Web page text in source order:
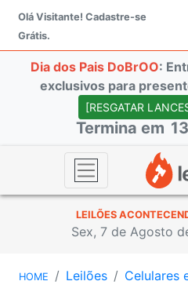
Olá Visitante! Cadastre-se
Grátis.
Dia dos Pais DoBrOO:
exclusivos para
[RESGATAR
Termina em
LEILÕES
Sex, 7 de Agosto
HOME Leilões Celulares